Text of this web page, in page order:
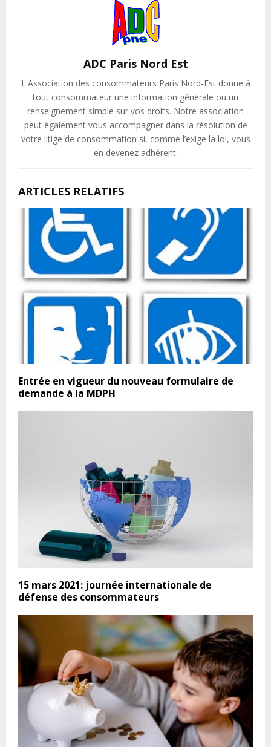
ADC Paris Nord Est
L'Association des consommateurs Paris Nord-Est donne à
tout consommateur une information générale ou un
renseignement simple sur vos droits. Notre association
peut également vous accompagner dans la résolution de
votre litige de consommation si, comme l’exige la loi, vous
en devenez adhérent.
ARTICLES RELATIFS
Entrée en vigueur du nouveau formulaire de
demande à la MDPH
15 mars 2021: journée internationale de
défense des consommateurs